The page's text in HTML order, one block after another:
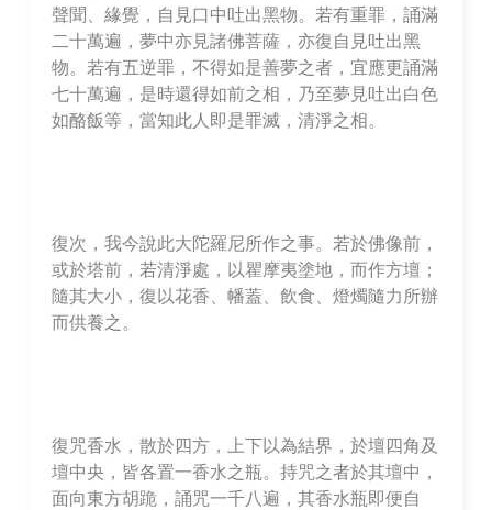
聲聞、緣覺，自見口中吐出黑物。若有重罪，誦滿
二十萬遍，夢中亦見諸佛菩薩，亦復自見吐出黑
物。若有五逆罪，不得如是善夢之者，宜應更誦滿
七十萬遍，是時還得如前之相，乃至夢見吐出白色
如酪飯等，當知此人即是罪滅，清淨之相。
復次，我今說此大陀羅尼所作之事。若於佛像前，
或於塔前，若清淨處，以瞿摩夷塗地，而作方壇；
隨其大小，復以花香、幡蓋、飲食、燈燭隨力所辦
而供養之。
復咒香水，散於四方，上下以為結界，於壇四角及
壇中央，皆各置一香水之瓶。持咒之者於其壇中，
面向東方胡跪，誦咒一千八遍，其香水瓶即便自